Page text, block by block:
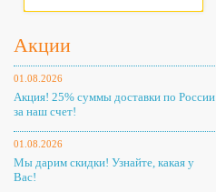
Акции
01.08.2026
Акция! 25% суммы доставки по России
за наш счет!
01.08.2026
Мы дарим скидки! Узнайте, какая у
Вас!